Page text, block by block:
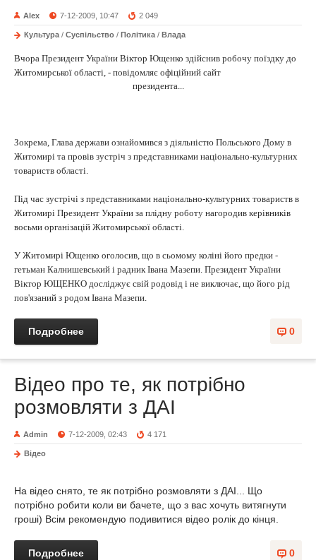
Alex 7-12-2009, 10:47 2 049
Культура / Суспільство / Політика / Влада
Вчора Президент України Віктор Ющенко здійснив робочу поїздку до
Житомирської області, - повідомляє офіційний сайт
президента...
Зокрема, Глава держави ознайомився з діяльністю Польського Дому в
Житомирі та провів зустріч з представниками національно-культурних
товариств області.
Під час зустрічі з представниками національно-культурних товариств в
Житомирі Президент України за плідну роботу нагородив керівників
восьми організацій Житомирської області.
У Житомирі Ющенко оголосив, що в сьомому коліні його предки -
гетьман Калнишевський і радник Івана Мазепи. Президент України
Віктор ЮЩЕНКО досліджує свій родовід і не виключає, що його рід
пов'язаний з родом Івана Мазепи.
0
Подробнее
Відео про те, як потрібно
розмовляти з ДАІ
Admin 7-12-2009, 02:43 4 171
Відео
На відео снято, те як потрібно розмовляти з ДАІ... Що
потрібно робити коли ви бачете, що з вас хочуть витягнути
гроші) Всім рекомендую подивитися відео ролік до кінця.
0
Подробнее